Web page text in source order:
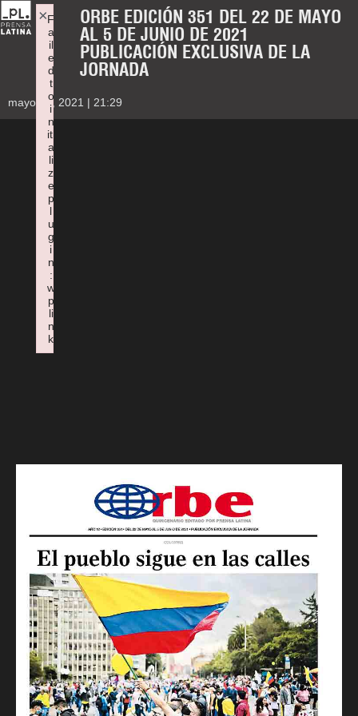
ORBE EDICIÓN 351 DEL 22 DE MAYO
AL 5 DE JUNIO DE 2021
PUBLICACIÓN EXCLUSIVA DE LA
JORNADA
mayo 21, 2021 | 21:29
F
a
il
e
d
t
o
i
n
iti
a
li
z
e
p
l
u
g
i
n
:
w
p
li
n
k
×
Failed to initialize plugin: wplink